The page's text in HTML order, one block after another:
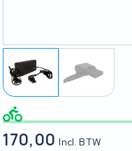
170,00Incl. BTW